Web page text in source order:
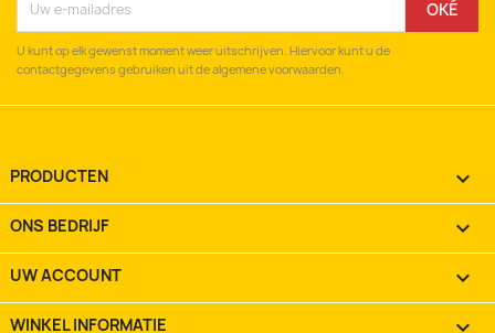
U kunt op elk gewenst moment weer uitschrijven. Hiervoor kunt u de
contactgegevens gebruiken uit de algemene voorwaarden.
PRODUCTEN 
ONS BEDRIJF 
UW ACCOUNT 
WINKEL INFORMATIE keyboard_arrow_down